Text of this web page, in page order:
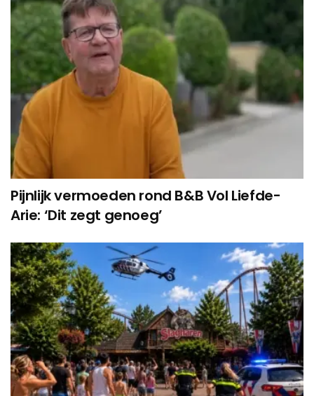
Pijnlijk vermoeden rond B&B Vol Liefde-
Arie: ‘Dit zegt genoeg’